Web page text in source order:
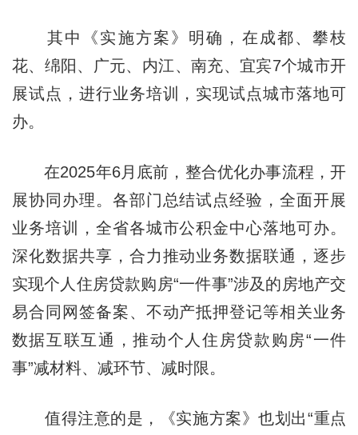
其中《实施方案》明确，在成都、攀枝
花、绵阳、广元、内江、南充、宜宾7个城市开
展试点，进行业务培训，实现试点城市落地可
办。
在2025年6月底前，整合优化办事流程，开
展协同办理。各部门总结试点经验，全面开展
业务培训，全省各城市公积金中心落地可办。
深化数据共享，合力推动业务数据联通，逐步
实现个人住房贷款购房“一件事”涉及的房地产交
易合同网签备案、不动产抵押登记等相关业务
数据互联互通，推动个人住房贷款购房“一件
事”减材料、减环节、减时限。
值得注意的是，《实施方案》也划出“重点